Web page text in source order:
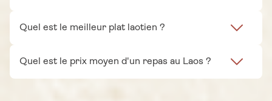
Quel est le meilleur plat laotien ?
Quel est le prix moyen d'un repas au Laos ?